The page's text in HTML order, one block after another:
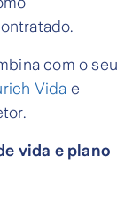
com o seu
Vida e
vida e plano